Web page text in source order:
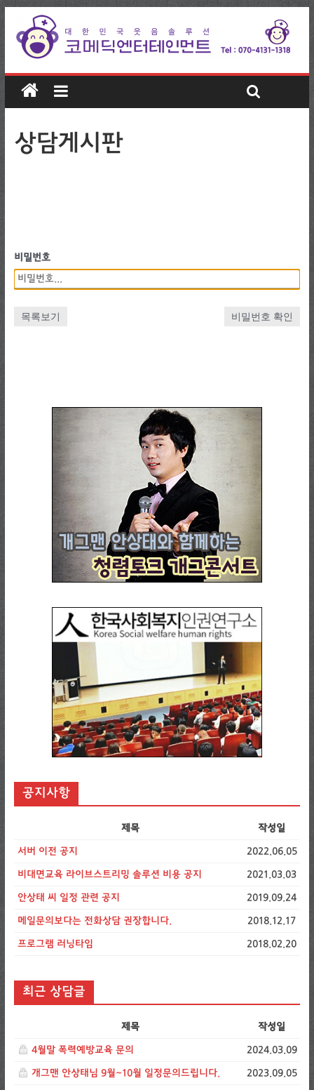
상담게시판
비밀번호
목록보기 비밀번호 확인
공지사항
제목 작성일
서버 이전 공지 2022.06.05
비대면교육 라이브스트리밍 솔루션 비용 공지 2021.03.03
안상태 씨 일정 관련 공지 2019.09.24
메일문의보다는 전화상담 권장합니다. 2018.12.17
프로그램 러닝타임 2018.02.20
최근 상담글
제목 작성일
4월말 폭력예방교육 문의 2024.03.09
개그맨 안상태님 9월~10월 일정문의드립니다. 2023.09.05